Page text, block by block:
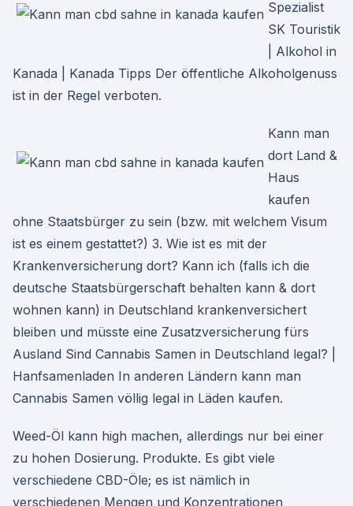
Spezialist
SK Touristik
| Alkohol in
Kanada | Kanada Tipps Der öffentliche Alkoholgenuss
ist in der Regel verboten.
Kann man
dort Land &
Haus
kaufen
ohne Staatsbürger zu sein (bzw. mit welchem Visum
ist es einem gestattet?) 3. Wie ist es mit der
Krankenversicherung dort? Kann ich (falls ich die
deutsche Staatsbürgerschaft behalten kann & dort
wohnen kann) in Deutschland krankenversichert
bleiben und müsste eine Zusatzversicherung fürs
Ausland Sind Cannabis Samen in Deutschland legal? |
Hanfsamenladen In anderen Ländern kann man
Cannabis Samen völlig legal in Läden kaufen.
Weed-Öl kann high machen, allerdings nur bei einer
zu hohen Dosierung. Produkte. Es gibt viele
verschiedene CBD-Öle; es ist nämlich in
verschiedenen Mengen und Konzentrationen